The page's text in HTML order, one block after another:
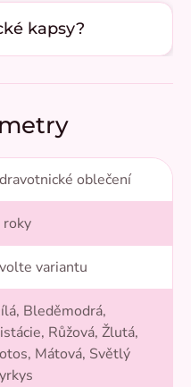
kapsy?
oblečení
roky
variantu
Bleděmodrá,
Růžová, Žlutá,
Mátová, Světlý